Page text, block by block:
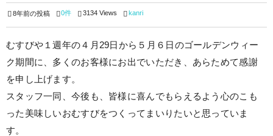
8年前の投稿 0件 3134 Views kanri
むすびや１週年の４月29日から５月６日のゴールデンウィー
ク期間に、多くのお客様にお出でいただき、あらためて感謝
を申し上げます。
スタッフ一同、今後も、皆様に喜んでもらえるよう心のこも
った美味しいおむすびをつくってまいりたいと思っていま
す。